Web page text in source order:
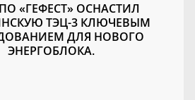
«ГЕФЕСТ» ОСНАСТИЛ
ТЭЦ-3 КЛЮЧЕВЫМ
ДЛЯ НОВОГО
ЭНЕРГОБЛОКА.